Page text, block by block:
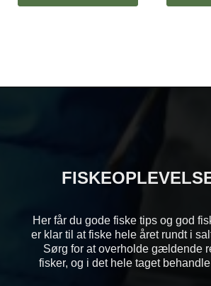
Her får du gode fiske tips og god
er klar til at fiske hele året rundt i
Sørg for at overholde gældende
fisker, og i det hele taget